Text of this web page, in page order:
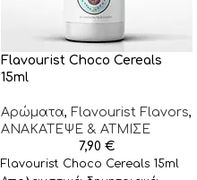
Flavourist Choco Cereals
15ml
Αρώματα, Flavourist Flavors,
ΑΝΑΚΑΤΕΨΕ & ΑΤΜΙΣΕ
7,90 €
Flavourist Choco Cereals 15ml